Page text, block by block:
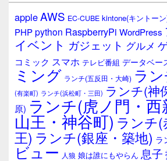
ウ
ィ
ジ
ェ
ア
appleAWS EC-CUBE kintone(キントー
PHPpython RaspberryPi WordPress
イベント ガジェット グルメ
コミック スマホ テレビ番組 データベー
ミング ランチ(五反田・大崎) ラ
(有楽町) ランチ(浜松町・三田) ランチ(神
原) ランチ(虎ノ門・
山王・神谷町) ランチ(
王) ランチ(銀座・築地) ラ
ビュー 人狼 娘は誰にもやらん 息子